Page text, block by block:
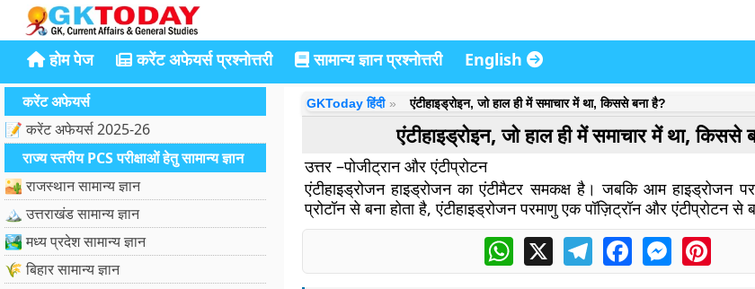
होम पेज करेंट अफेयर्स प्रश्नोत्तरी सामान्य ज्ञान प्रश्नोत्तरी English
करेंट अफेयर्स
📝 करेंट अफेयर्स 2025-26
राज्य स्तरीय PCS परीक्षाओं हेतु सामान्य ज्ञान
🏜️ राजस्थान सामान्य ज्ञान
🏔️ उत्तराखंड सामान्य ज्ञान
🏞️ मध्य प्रदेश सामान्य ज्ञान
🌾 बिहार सामान्य ज्ञान
GKToday हिंदी एंटीहाइड्रोइन, जो हाल ही में समाचार में था, किससे बना है?
एंटीहाइड्रोइन, जो हाल ही में समाचार में था, किससे
उत्तर –पोजीट्रान और एंटीप्रोटन
एंटीहाइड्रोजन हाइड्रोजन का एंटीमैटर समकक्ष है। जबकि आम हाइड्रोजन
प्रोटॉन से बना होता है, एंटीहाइड्रोजन परमाणु एक पॉज़िट्रॉन और एंटीप्रोटन से
WhatsApp
X TelegramFacebookMessenger